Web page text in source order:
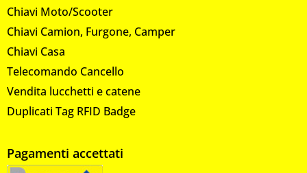
Chiavi Moto/Scooter
Chiavi Camion, Furgone, Camper
Chiavi Casa
Telecomando Cancello
Vendita lucchetti e catene
Duplicati Tag RFID Badge
Pagamenti accettati